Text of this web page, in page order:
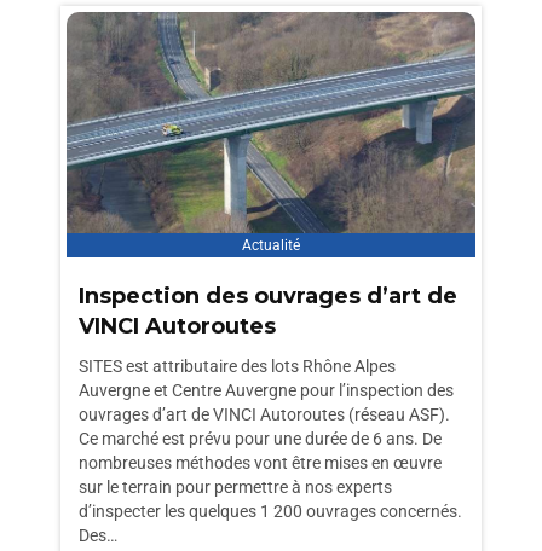
Actualité
Inspection des ouvrages d’art de
VINCI Autoroutes
SITES est attributaire des lots Rhône Alpes
Auvergne et Centre Auvergne pour l’inspection des
ouvrages d’art de VINCI Autoroutes (réseau ASF).
Ce marché est prévu pour une durée de 6 ans. De
nombreuses méthodes vont être mises en œuvre
sur le terrain pour permettre à nos experts
d’inspecter les quelques 1 200 ouvrages concernés.
Des…